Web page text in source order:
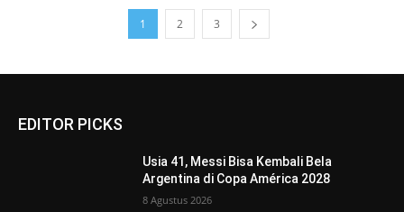
1 2 3
EDITOR PICKS
Usia 41, Messi Bisa Kembali Bela
Argentina di Copa América 2028
8 Agustus 2026